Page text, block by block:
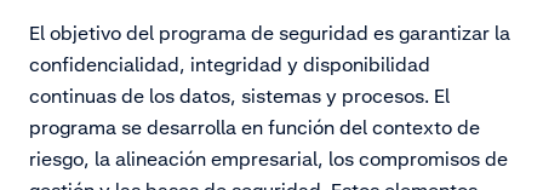
El objetivo del programa de seguridad es garantizar la
confidencialidad, integridad y disponibilidad
continuas de los datos, sistemas y procesos. El
programa se desarrolla en función del contexto de
riesgo, la alineación empresarial, los compromisos de